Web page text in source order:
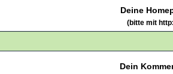
Deine
(bitte mit
Dein